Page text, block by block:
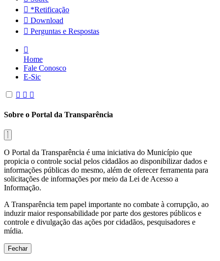
*Retificação
Download
Perguntas e Respostas
Home
Fale Conosco
E-Sic
Sobre o Portal da Transparência
O Portal da Transparência é uma iniciativa do Município que
propicia o controle social pelos cidadãos ao disponibilizar dados e
informações públicas do mesmo, além de oferecer ferramenta para
solicitações de informações por meio da Lei de Acesso a
Informação.
A Transparência tem papel importante no combate à corrupção, ao
induzir maior responsabilidade por parte dos gestores públicos e
controle e divulgação das ações por cidadãos, pesquisadores e
mídia.
Fechar